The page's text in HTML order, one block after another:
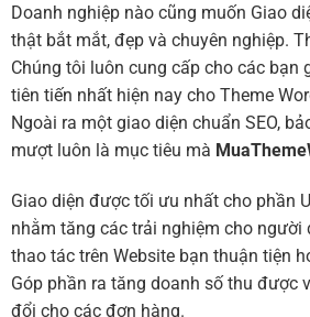
Doanh nghiệp nào cũng muốn Giao
thật bắt mắt, đẹp và chuyên nghiệp.
Chúng tôi luôn cung cấp cho các bạn
tiên tiến nhất hiện nay cho Theme
Ngoài ra một giao diện chuẩn SEO,
mượt luôn là mục tiêu mà
Giao diện được tối ưu nhất cho phần
nhằm tăng các trải nghiệm cho người
thao tác trên Website bạn thuận tiện
Góp phần ra tăng doanh số thu được
đổi cho các đơn hàng.